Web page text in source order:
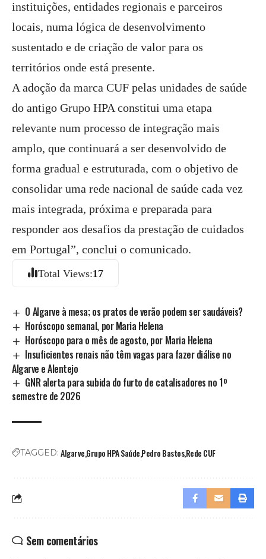
instituições, entidades regionais e parceiros
locais, numa lógica de desenvolvimento
sustentado e de criação de valor para os
territórios onde está presente.
A adoção da marca CUF pelas unidades de saúde
do antigo Grupo HPA constitui uma etapa
relevante num processo de integração mais
amplo, que continuará a ser desenvolvido de
forma gradual e estruturada, com o objetivo de
consolidar uma rede nacional de saúde cada vez
mais integrada, próxima e preparada para
responder aos desafios da prestação de cuidados
em Portugal”, conclui o comunicado.
Total Views:17
O Algarve à mesa; os pratos de verão podem ser saudáveis?
Horóscopo semanal, por Maria Helena
Horóscopo para o mês de agosto, por Maria Helena
Insuficientes renais não têm vagas para fazer diálise no
Algarve e Alentejo
GNR alerta para subida do furto de catalisadores no 1º
semestre de 2026
TAGGED: AlgarveGrupo HPA SaúdePedro BastosRede CUF
Sem comentários